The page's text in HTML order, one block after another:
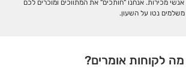
אנשי מכירות. אנחנו "חותכים" את המתווכים ומוכרים לכם
נטו על השעון.
מה לקוחות אומרים?